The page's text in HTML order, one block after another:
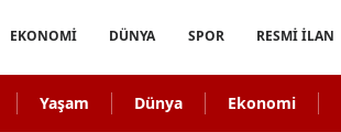
EKONOMİ DÜNYA SPOR RESMİ İLAN
Yaşam Dünya Ekonomi